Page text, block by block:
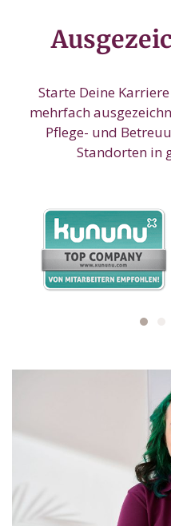
Starte Deine
mehrfach
Pflege- und
Standorten in